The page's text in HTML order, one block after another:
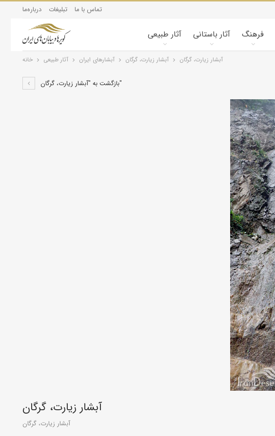
درباره‌ما تبلیغات تماس با ما
آثار طبیعی آثار باستانی فرهنگ
خانه آثار طبیعی آبشارهای ایران آبشار زیارت، گرگان آبشار زیارت، گرگان
بازگشت به "آبشار زیارت، گرگان"
آبشار زیارت، گرگان
آبشار زیارت، گرگان